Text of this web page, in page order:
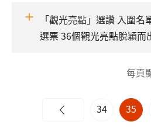
「觀光亮點」選讚 入圍
選票 36個觀光亮點脫穎而
每頁
34 35